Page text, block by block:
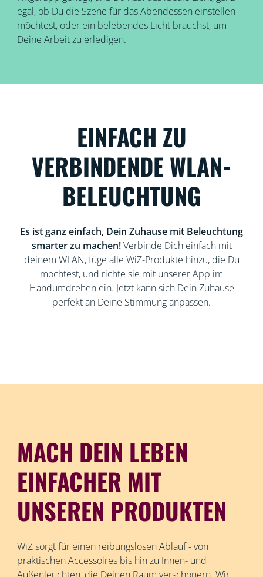
egal, ob Du die Szene für das Abendessen einstellen
möchtest, oder ein belebendes Licht brauchst, um
Deine Arbeit zu erledigen.
EINFACH ZU
VERBINDENDE WLAN-
BELEUCHTUNG
Es ist ganz einfach, Dein Zuhause mit Beleuchtung
smarter zu machen!Verbinde Dich einfach mit
deinem WLAN, füge alle WiZ-Produkte hinzu, die Du
möchtest, und richte sie mit unserer App im
Handumdrehen ein. Jetzt kann sich Dein Zuhause
perfekt an Deine Stimmung anpassen.
MACH DEIN LEBEN
EINFACHER MIT
UNSEREN PRODUKTEN
WiZ sorgt für einen reibungslosen Ablauf - von
praktischen Accessoires bis hin zu Innen- und